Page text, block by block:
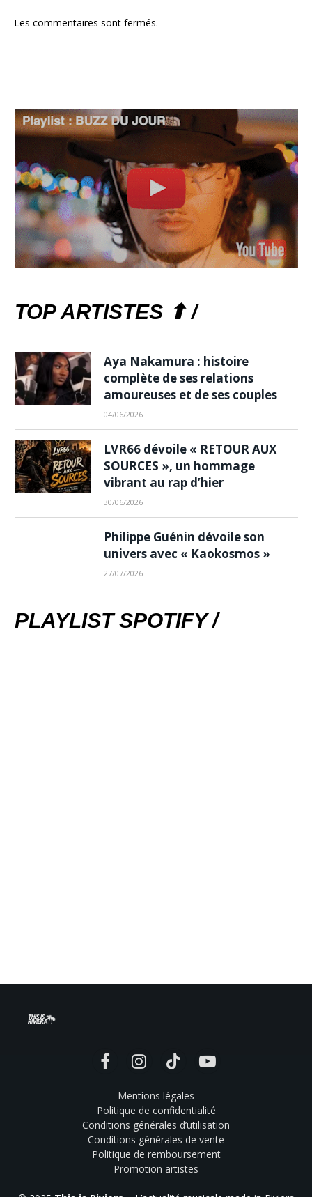
Les commentaires sont fermés.
TOP ARTISTES ⬆ /
Aya Nakamura : histoire
complète de ses relations
amoureuses et de ses couples
04/06/2026
LVR66 dévoile « RETOUR AUX
SOURCES », un hommage
vibrant au rap d’hier
30/06/2026
Philippe Guénin dévoile son
univers avec « Kaokosmos »
27/07/2026
PLAYLIST SPOTIFY /
FacebookInstagramTikTok YouTube
Mentions légales
Politique de confidentialité
Conditions générales d’utilisation
Conditions générales de vente
Politique de remboursement
Promotion artistes